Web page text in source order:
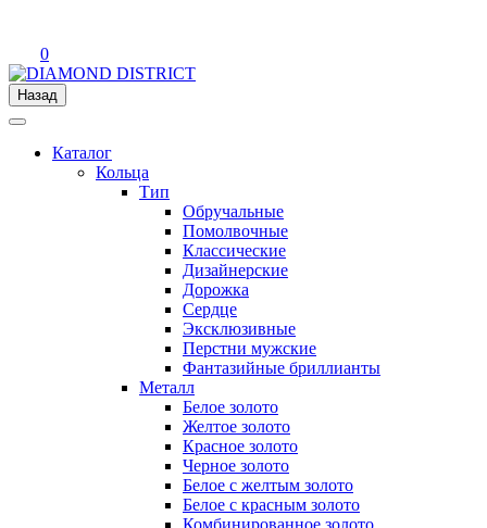
0
Назад
Каталог
Кольца
Тип
Обручальные
Помолвочные
Классические
Дизайнерские
Дорожка
Сердце
Эксклюзивные
Перстни мужские
Фантазийные бриллианты
Металл
Белое золото
Желтое золото
Красное золото
Черное золото
Белое с желтым золото
Белое с красным золото
Комбинированное золото